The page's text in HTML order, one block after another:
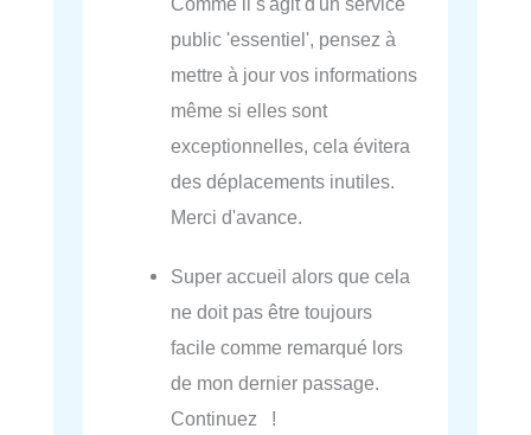
public 'essentiel', pensez à
mettre à jour vos informations
même si elles sont
exceptionnelles, cela évitera
des déplacements inutiles.
Merci d'avance.
Super accueil alors que cela
ne doit pas être toujours
facile comme remarqué lors
de mon dernier passage.
Continuez !